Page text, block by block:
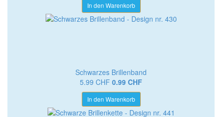
In den Warenkorb
Schwarzes Brillenband
5.99 CHF 0.99 CHF
In den Warenkorb